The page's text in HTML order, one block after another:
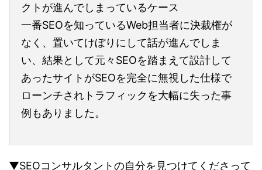
クトが進んでしまっているケース
一番SEOを知っているWeb担当者に決裁権が
なく、置いてけぼりにして話が進んでしま
い、結果として元々SEOを踏まえて設計して
あったサイトがSEOを完全に無視した仕様で
ローンチされトラフィックを大幅に失った事
例もありました。
▼SEOコンサルタントの自分を見つけてくださって